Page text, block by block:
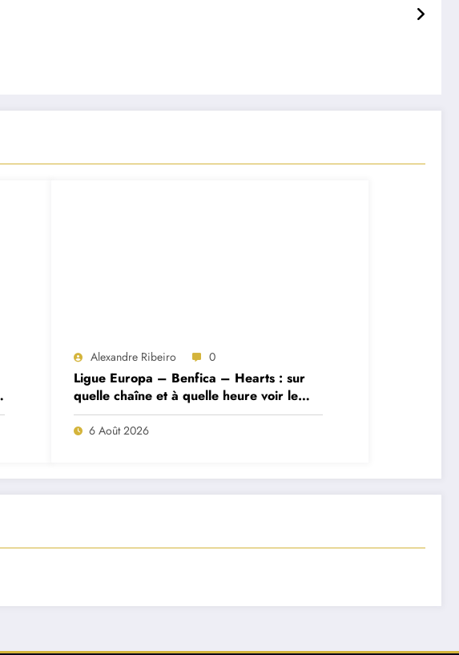
Alexandre Ribeiro 0
Ligue Europa – Benfica – Hearts : sur
quelle chaîne et à quelle heure voir le
match ?
6 Août 2026